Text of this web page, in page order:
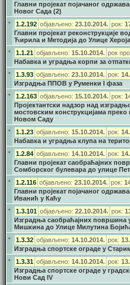
Главни пројекат појачаног
Новог Сада (2)
•
1.2.192 објављено: 23.10.2014. рок:
Главни пројекат реконструкције
Ћирила и Методија до Улице
•
1.1.21 објављено: 15.10.2014. рок
Набавка и уградња корпи за
•
1.3.93 објављено: 23.10.2014. рок:
Изградња ППОВ у Руменки I фаза
•
1.2.163 објављено: 15.10.2014. рок:
Пројектантски надзор над
мостовским конструкцијама
Новом Саду
•
1.1.23 објављено: 15.10.2014. рок:
Набавка и уградња клупа на
•
1.2.84 објављено: 14.10.2014. рок:
Главни пројекат саобраћајних
Сомборског булевара до улице
•
1.2.116 објављено: 23.10.2014. рок:
Главни пројекат појачаног
Иванић у Каћу
•
1.3.101 објављено: 22.10.2014. рок:
Изградња саобраћајних
Мишкина до Улице Милутина
•
1.3.32 објављено: 14.10.2014. рок:
Изградња спортске ограде у
•
1.3.31 објављено: 14.10.2014. рок:
Изградња спортске ограде у
Нови Сад IV